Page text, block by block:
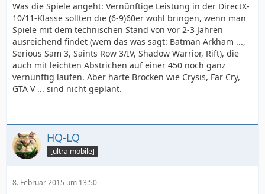
Was die Spiele angeht: Vernünftige Leistung in der DirectX-
10/11-Klasse sollten die (6-9)60er wohl bringen, wenn man
Spiele mit dem technischen Stand von vor 2-3 Jahren
ausreichend findet (wem das was sagt: Batman Arkham ...,
Serious Sam 3, Saints Row 3/IV, Shadow Warrior, Rift), die
auch mit leichten Abstrichen auf einer 450 noch ganz
vernünftig laufen. Aber harte Brocken wie Crysis, Far Cry,
GTA V ... sind nicht geplant.
HQ-LQ
[ultra mobile]
8. Februar 2015 um 13:50